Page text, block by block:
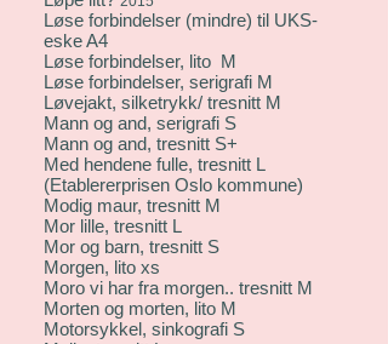
Løse forbindelser (mindre) til UKS-
eske A4
Løse forbindelser, lito M
Løse forbindelser, serigrafi M
Løvejakt, silketrykk/ tresnitt M
Mann og and, serigrafi S
Mann og and, tresnitt S+
Med hendene fulle, tresnitt L
(Etablererprisen Oslo kommune)
Modig maur, tresnitt M
Mor lille, tresnitt L
Mor og barn, tresnitt S
Morgen, lito xs
Moro vi har fra morgen.. tresnitt M
Morten og morten, lito M
Motorsykkel, sinkografi S